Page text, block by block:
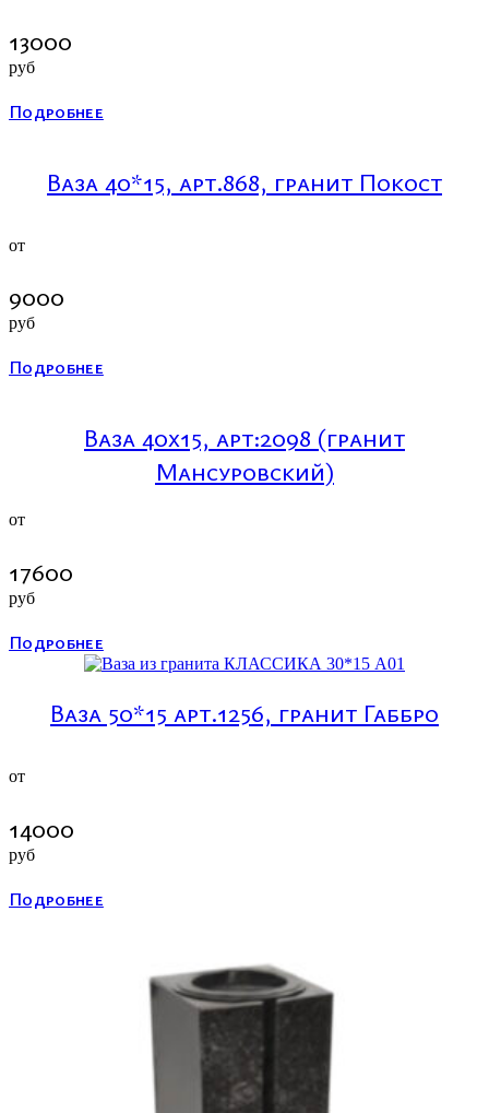
13000
руб
Подробнее
Ваза 40*15, арт.868, гранит Покост
от
9000
руб
Подробнее
Ваза 40х15, арт:2098 (гранит
Мансуровский)
от
17600
руб
Подробнее
Ваза 50*15 арт.1256, гранит Габбро
от
14000
руб
Подробнее